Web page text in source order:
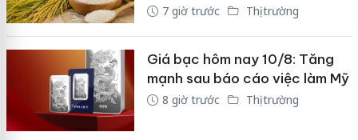
7 giờ trước Thị trường
Giá bạc hôm nay 10/8: Tăng
mạnh sau báo cáo việc làm Mỹ
8 giờ trước Thị trường